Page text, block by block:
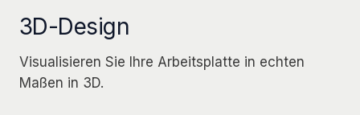
3D-Design
Visualisieren Sie Ihre Arbeitsplatte in echten
Maßen in 3D.